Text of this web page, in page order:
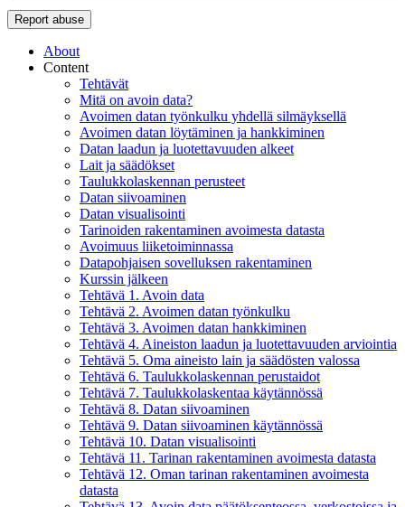
Report abuse
About
Content
Tehtävät
Mitä on avoin data?
Avoimen datan työnkulku yhdellä silmäyksellä
Avoimen datan löytäminen ja hankkiminen
Datan laadun ja luotettavuuden alkeet
Lait ja säädökset
Taulukkolaskennan perusteet
Datan siivoaminen
Datan visualisointi
Tarinoiden rakentaminen avoimesta datasta
Avoimuus liiketoiminnassa
Datapohjaisen sovelluksen rakentaminen
Kurssin jälkeen
Tehtävä 1. Avoin data
Tehtävä 2. Avoimen datan työnkulku
Tehtävä 3. Avoimen datan hankkiminen
Tehtävä 4. Aineiston laadun ja luotettavuuden arviointia
Tehtävä 5. Oma aineisto lain ja säädösten valossa
Tehtävä 6. Taulukkolaskennan perustaidot
Tehtävä 7. Taulukkolaskentaa käytännössä
Tehtävä 8. Datan siivoaminen
Tehtävä 9. Datan siivoaminen käytännössä
Tehtävä 10. Datan visualisointi
Tehtävä 11. Tarinan rakentaminen avoimesta datasta
Tehtävä 12. Oman tarinan rakentaminen avoimesta
datasta